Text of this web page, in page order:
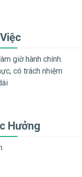
giờ hành chính.
có trách nhiệm
Hưởng